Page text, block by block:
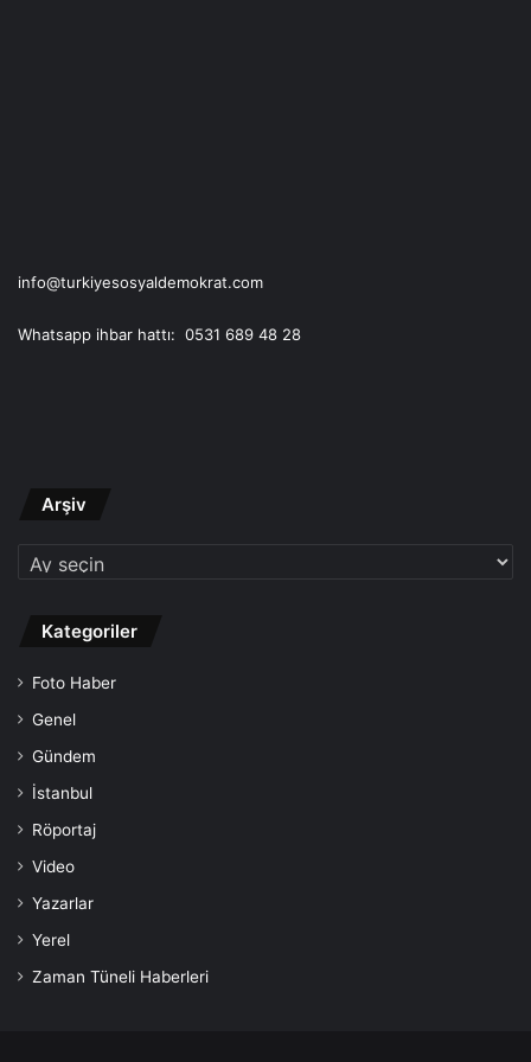
info@turkiyesosyaldemokrat.com
Whatsapp ihbar hattı: 0531 689 48 28
Arşiv
Kategoriler
Foto Haber
Genel
Gündem
İstanbul
Röportaj
Video
Yazarlar
Yerel
Zaman Tüneli Haberleri